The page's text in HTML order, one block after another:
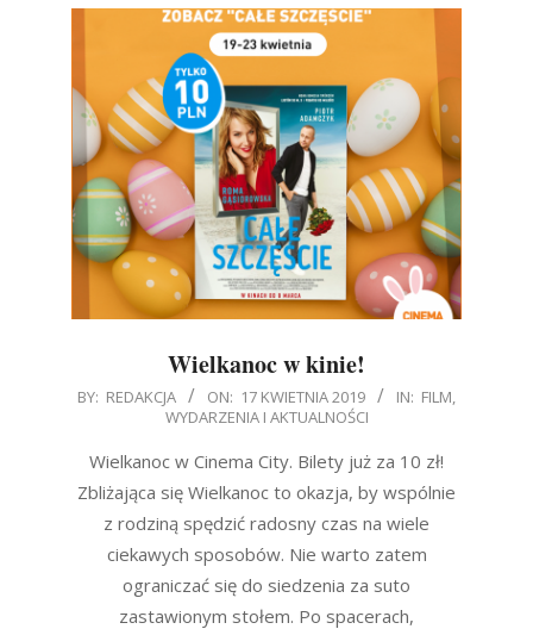
Wielkanoc w kinie!
2019-
17
BY: REDAKCJA ON: 17 KWIETNIA 2019 IN: FILM,
WYDARZENIA I AKTUALNOŚCI
Wielkanoc w Cinema City. Bilety już za 10 zł!
Zbliżająca się Wielkanoc to okazja, by wspólnie
z rodziną spędzić radosny czas na wiele
ciekawych sposobów. Nie warto zatem
ograniczać się do siedzenia za suto
zastawionym stołem. Po spacerach,